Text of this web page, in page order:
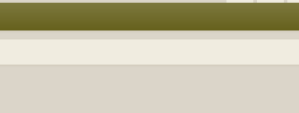
Q og